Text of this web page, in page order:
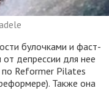
булочками и фаст-
депрессии для нее
по Reformer Pilates
Также она